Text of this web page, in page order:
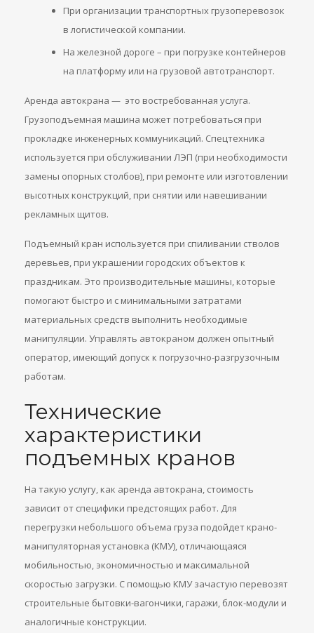
При организации транспортных грузоперевозок
в логистической компании.
На железной дороге – при погрузке контейнеров
на платформу или на грузовой автотранспорт.
Аренда автокрана — это востребованная услуга.
Грузоподъемная машина может потребоваться при
прокладке инженерных коммуникаций. Спецтехника
используется при обслуживании ЛЭП (при необходимости
замены опорных столбов), при ремонте или изготовлении
высотных конструкций, при снятии или навешивании
рекламных щитов.
Подъемный кран используется при спиливании стволов
деревьев, при украшении городских объектов к
праздникам. Это производительные машины, которые
помогают быстро и с минимальными затратами
материальных средств выполнить необходимые
манипуляции. Управлять автокраном должен опытный
оператор, имеющий допуск к погрузочно-разгрузочным
работам.
Технические
характеристики
подъемных кранов
На такую услугу, как аренда автокрана, стоимость
зависит от специфики предстоящих работ. Для
перегрузки небольшого объема груза подойдет крано-
манипуляторная установка (КМУ), отличающаяся
мобильностью, экономичностью и максимальной
скоростью загрузки. С помощью КМУ зачастую перевозят
строительные бытовки-вагончики, гаражи, блок-модули и
аналогичные конструкции.